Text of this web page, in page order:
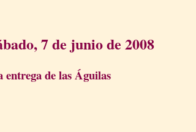
7 de junio de 2008
entrega de las Águilas